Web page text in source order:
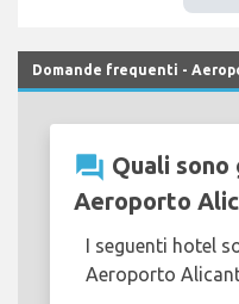
Domande frequenti -
question_answer Quali sono
Aeroporto
I seguenti hotel
Aeroporto